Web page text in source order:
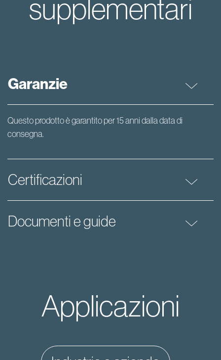
supplementari
Garanzie
Questo prodotto è garantito per 15 anni dalla data di
consegna.
Certificazioni
Documenti e guide
Applicazioni